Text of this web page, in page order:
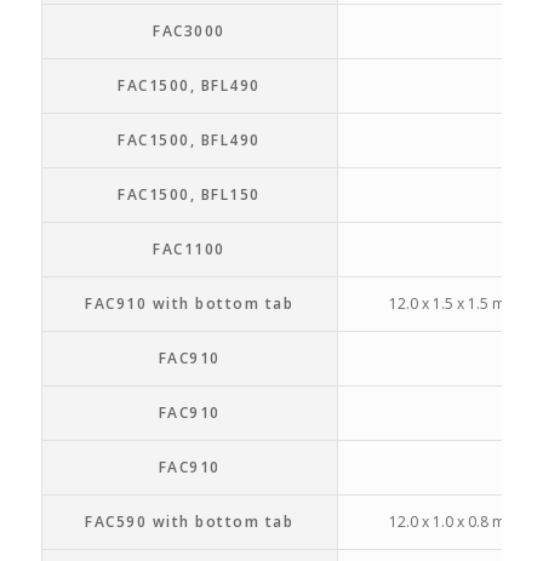
FAC3000
FAC1500, BFL490
FAC1500, BFL490
FAC1500, BFL150
FAC1100
FAC910 with bottom tab 12.0 x 1.5 x 1.5 mm
FAC910
FAC910
FAC910
FAC590 with bottom tab 12.0 x 1.0 x 0.8 mm